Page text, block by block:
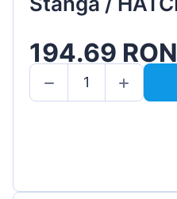
194.69 RON